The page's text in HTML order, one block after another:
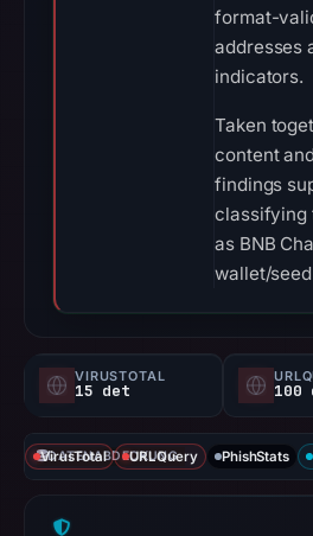
format-
addresses
indicators.
Taken
content
findings
classifying
as BNB
wallet/
VIRUSTOTAL
15 det 100
DATENABDECKUNG
VirusTotal URLQuery PhishStats